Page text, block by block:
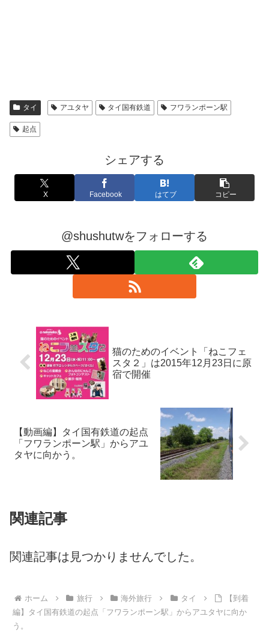
タイ アユタヤ タイ国有鉄道 フワランポーン駅
起点
シェアする
X Facebook はてブ コピー
@shushutwをフォローする
猫のためのイベント「ねこフェ
スタ２」は2015年12月23日に原
宿で開催
【動画編】タイ国有鉄道の起点
「フワランポーン駅」からアユ
タヤに向かう。
関連記事
関連記事は見つかりませんでした。
ホーム 旅行 海外旅行 タイ
【到着
編】タイ国有鉄道の起点「フワランポーン駅」からアユタヤに向か
う。